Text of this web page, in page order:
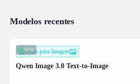
Modelos recentes
NEW
Texto para Imagem
Qwen Image 3.0 Text-to-Image